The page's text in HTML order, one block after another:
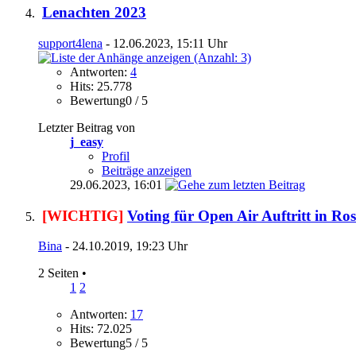
Lenachten 2023
support4lena - 12.06.2023, 15:11 Uhr
Antworten: 4
Hits: 25.778
Bewertung0 / 5
Letzter Beitrag von
j_easy
Profil
Beiträge anzeigen
29.06.2023, 16:01
[WICHTIG] Voting für Open Air Auftritt in
Bina - 24.10.2019, 19:23 Uhr
2 Seiten •
1 2
Antworten: 17
Hits: 72.025
Bewertung5 / 5